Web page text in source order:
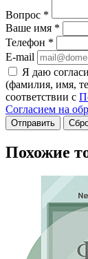
Вопрос *
Ваше имя *
Телефон *
E-mail
Я даю
(фамилия, имя,
соответствии с
Согласием на
Похожие